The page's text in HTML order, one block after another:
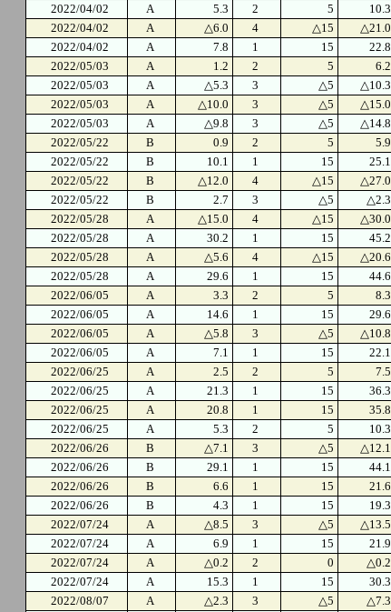
2022/04/02
A 5.3 2 5 10.3
2022/04/02
A △6.0 4 △15 △21.0
2022/04/02
A 7.8 1 15 22.8
2022/05/03
A 1.2 2 5 6.2
2022/05/03
A △5.3 3 △5 △10.3
2022/05/03
A △10.0 3 △5 △15.0
2022/05/03
A △9.8 3 △5 △14.8
2022/05/22
B 0.9 2 5 5.9
2022/05/22
B 10.1 1 15 25.1
2022/05/22
B △12.0 4 △15 △27.0
2022/05/22
B 2.7 3 △5 △2.3
2022/05/28
A △15.0 4 △15 △30.0
2022/05/28
A 30.2 1 15 45.2
2022/05/28
A △5.6 4 △15 △20.6
2022/05/28
A 29.6 1 15 44.6
2022/06/05
A 3.3 2 5 8.3
2022/06/05
A 14.6 1 15 29.6
2022/06/05
A △5.8 3 △5 △10.8
2022/06/05
A 7.1 1 15 22.1
2022/06/25
A 2.5 2 5 7.5
2022/06/25
A 21.3 1 15 36.3
2022/06/25
A 20.8 1 15 35.8
2022/06/25
A 5.3 2 5 10.3
2022/06/26
B △7.1 3 △5 △12.1
2022/06/26
B 29.1 1 15 44.1
2022/06/26
B 6.6 1 15 21.6
2022/06/26
B 4.3 1 15 19.3
2022/07/24
A △8.5 3 △5 △13.5
2022/07/24
A 6.9 1 15 21.9
2022/07/24
A △0.2 2 0 △0.2
2022/07/24
A 15.3 1 15 30.3
2022/08/07
A △2.3 3 △5 △7.3